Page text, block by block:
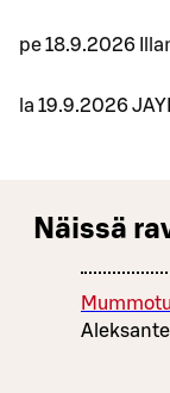
pe 18.9.2026
la 19.9.2026
Näissä